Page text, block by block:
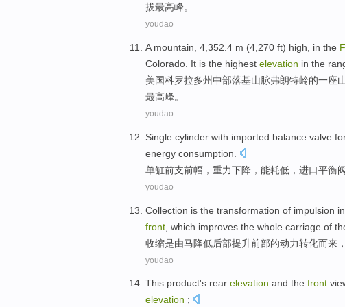
拔最高峰。
youdao
A mountain , 4,352 .4 m (4,270 ft) high, in the
Colorado . It is the highest elevation in the
美国科罗拉多州中部落基山脉弗朗特岭的一座
最高峰。
youdao
Single cylinder with imported balance valve
energy consumption
单缸前支前幅， 重力下降， 能耗低 ， 进口平衡
youdao
Collection is the transformation of impulsion
front which improves the whole carriage of
收缩是由马降低后部提升前部的动力转化而来，
youdao
This product's rear elevation and the front
elevation ;